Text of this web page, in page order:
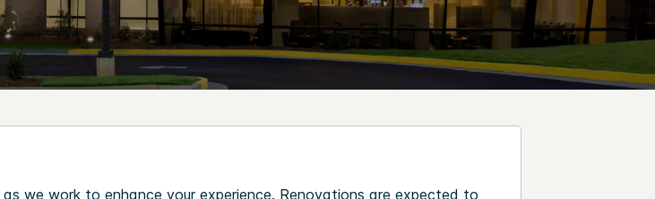
we work to enhance your experience. Renovations are expected to